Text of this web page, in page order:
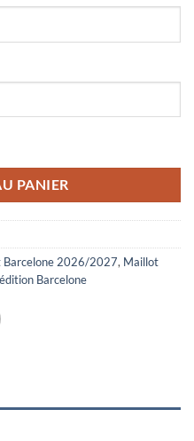
PANIER
Barcelone 2026/2027, Maillot
Barcelone